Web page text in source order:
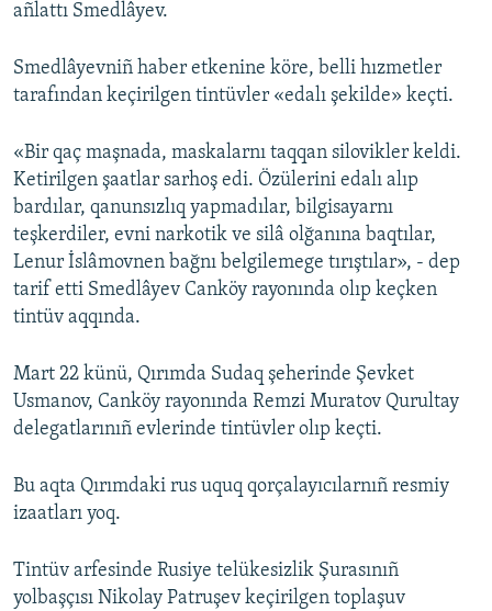
añlattı Smedlâyev.
Smedlâyevniñ haber etkenine köre, belli hızmetler
tarafından keçirilgen tintüvler «edalı şekilde» keçti.
«Bir qaç maşnada, maskalarnı taqqan silovikler keldi.
Ketirilgen şaatlar sarhoş edi. Özülerini edalı alıp
bardılar, qanunsızlıq yapmadılar, bilgisayarnı
teşkerdiler, evni narkotik ve silâ olğanına baqtılar,
Lenur İslâmovnen bağnı belgilemege tırıştılar», - dep
tarif etti Smedlâyev Canköy rayonında olıp keçken
tintüv aqqında.
Mart 22 künü, Qırımda Sudaq şeherinde Şevket
Usmanov, Canköy rayonında Remzi Muratov Qurultay
delegatlarınıñ evlerinde tintüvler olıp keçti.
Bu aqta Qırımdaki rus uquq qorçalayıcılarnıñ resmiy
izaatları yoq.
Tintüv arfesinde Rusiye telükesizlik Şurasınıñ
yolbaşçısı Nikolay Patruşev keçirilgen toplaşuv